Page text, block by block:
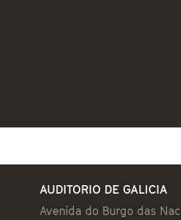
AUDITORIO DE GALICIA
Avenida do Burgo das